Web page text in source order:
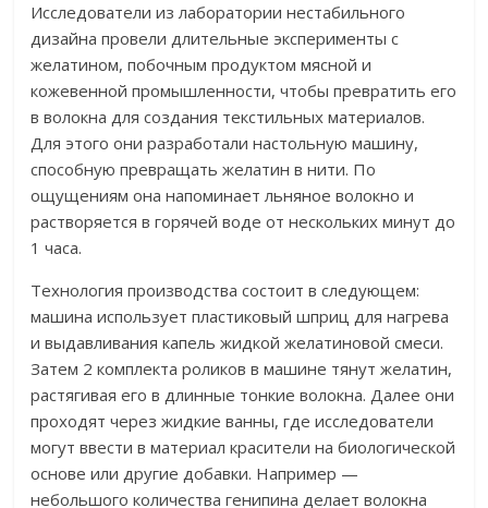
Исследователи из лаборатории нестабильного
дизайна провели длительные эксперименты с
желатином, побочным продуктом мясной и
кожевенной промышленности, чтобы превратить его
в волокна для создания текстильных материалов.
Для этого они разработали настольную машину,
способную превращать желатин в нити. По
ощущениям она напоминает льняное волокно и
растворяется в горячей воде от нескольких минут до
1 часа.
Технология производства состоит в следующем:
машина использует пластиковый шприц для нагрева
и выдавливания капель жидкой желатиновой смеси.
Затем 2 комплекта роликов в машине тянут желатин,
растягивая его в длинные тонкие волокна. Далее они
проходят через жидкие ванны, где исследователи
могут ввести в материал красители на биологической
основе или другие добавки. Например —
небольшого количества генипина делает волокна